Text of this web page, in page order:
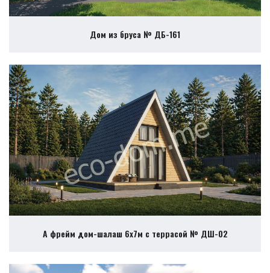
Дом из бруса № ДБ-161
А фрейм дом-шалаш 6х7м с террасой № ДШ-02